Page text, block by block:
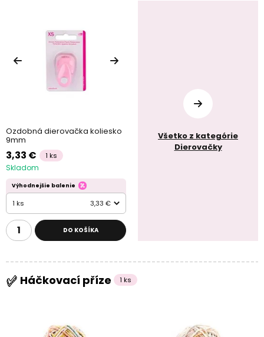
Ozdobná dierovačka koliesko
9mm
3,33 € 1 ks
Skladom
Výhodnejšie balenie
1 ks 3,33 €
DO KOŠÍKA
Všetko z kategórie
Dierovačky
Háčkovací příze 1 ks